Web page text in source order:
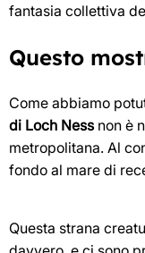
fantasia collettiva
Questo
Come abbiamo
di Loch Nessnon è
metropolitana. Al
fondo al mare di
Questa strana